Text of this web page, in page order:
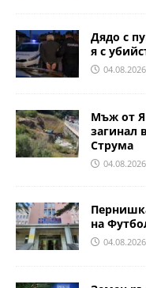
Дядо с
я с
04.08.2026
Мъж от
загинал
Струма
04.08.2026
на
04.08.2026